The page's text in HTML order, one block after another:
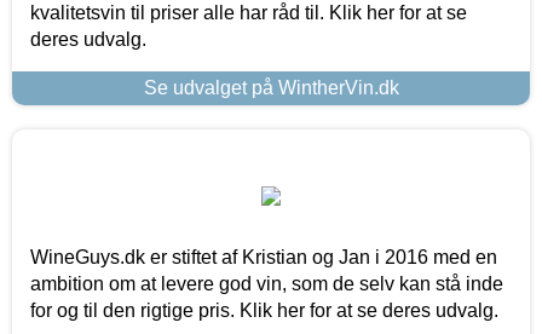
kvalitetsvin til priser alle har råd til. Klik her for at se
deres udvalg.
Se udvalget på WintherVin.dk
WineGuys.dk er stiftet af Kristian og Jan i 2016 med en
ambition om at levere god vin, som de selv kan stå inde
for og til den rigtige pris. Klik her for at se deres udvalg.